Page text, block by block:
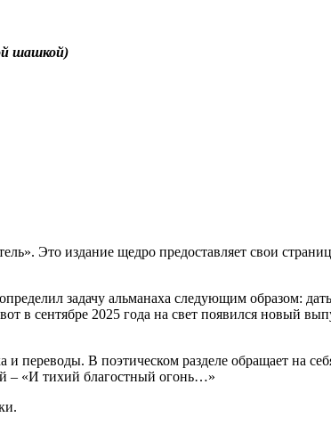
шашкой)
Это издание щедро предоставляет свои
задачу альманаха следующим образом:
в сентябре 2025 года на свет появился новый
переводы. В поэтическом разделе обращает на
– «И тихий благостный огонь…»